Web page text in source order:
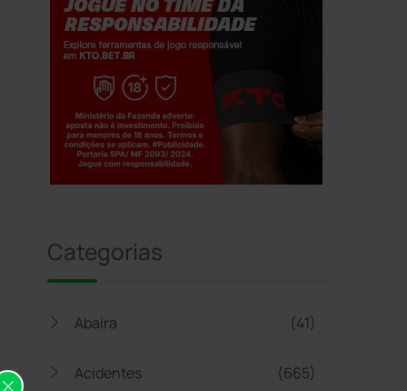
Categorias
Abaíra (41)
Acidentes (665)